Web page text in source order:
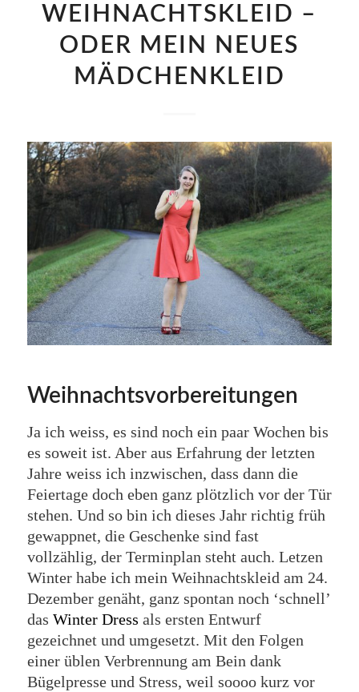
WEIHNACHTSKLEID –
ODER MEIN NEUES
MÄDCHENKLEID
Weihnachtsvorbereitungen
Ja ich weiss, es sind noch ein paar Wochen bis
es soweit ist. Aber aus Erfahrung der letzten
Jahre weiss ich inzwischen, dass dann die
Feiertage doch eben ganz plötzlich vor der Tür
stehen. Und so bin ich dieses Jahr richtig früh
gewappnet, die Geschenke sind fast
vollzählig, der Terminplan steht auch. Letzen
Winter habe ich mein Weihnachtskleid am 24.
Dezember genäht, ganz spontan noch ‘schnell’
das Winter Dress als ersten Entwurf
gezeichnet und umgesetzt. Mit den Folgen
einer üblen Verbrennung am Bein dank
Bügelpresse und Stress, weil soooo kurz vor